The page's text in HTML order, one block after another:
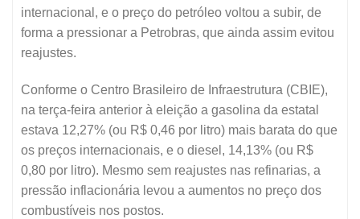
internacional, e o preço do petróleo voltou a subir, de
forma a pressionar a Petrobras, que ainda assim evitou
reajustes.
Conforme o Centro Brasileiro de Infraestrutura (CBIE),
na terça-feira anterior à eleição a gasolina da estatal
estava 12,27% (ou R$ 0,46 por litro) mais barata do que
os preços internacionais, e o diesel, 14,13% (ou R$
0,80 por litro). Mesmo sem reajustes nas refinarias, a
pressão inflacionária levou a aumentos no preço dos
combustíveis nos postos.